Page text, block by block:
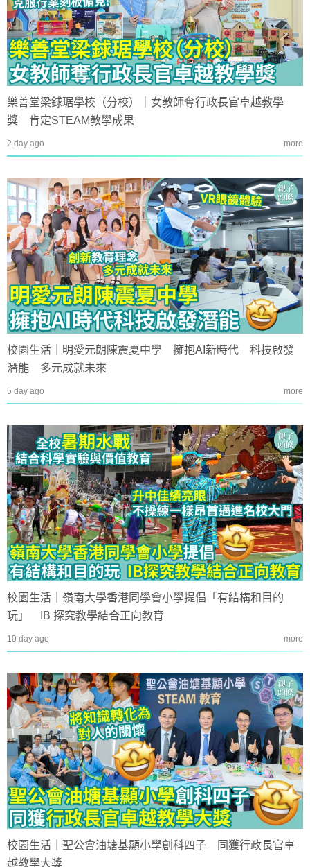
樂善堂梁銶琚學校（分校）｜女教師奪行政長官卓越教學
獎 肯定STEAM教學成果
2 day ago more
校園生活｜明愛元朗陳震夏中學 擁抱AI新時代 科技啟發
潛能 多元成就未來
5 day ago more
校園生活｜嶺南大學香港同學會小學提倡「有結構和目的
玩」 IB 探究教學結合正向教育
10 day ago more
校園生活｜聖公會油塘基顯小學創科四子 同獲行政長官卓
越教學大獎